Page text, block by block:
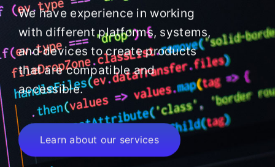
We have experience in working
with different platforms, systems,
and devices to create products
that are compatible and
accessible.
Learn about our services